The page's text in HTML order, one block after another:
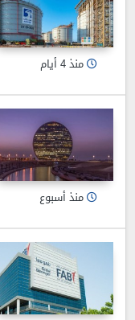
منذ 4 أيام
منذ أسبوع